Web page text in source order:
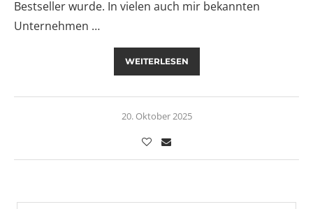
Bestseller wurde. In vielen auch mir bekannten
Unternehmen …
WEITERLESEN
20. Oktober 2025